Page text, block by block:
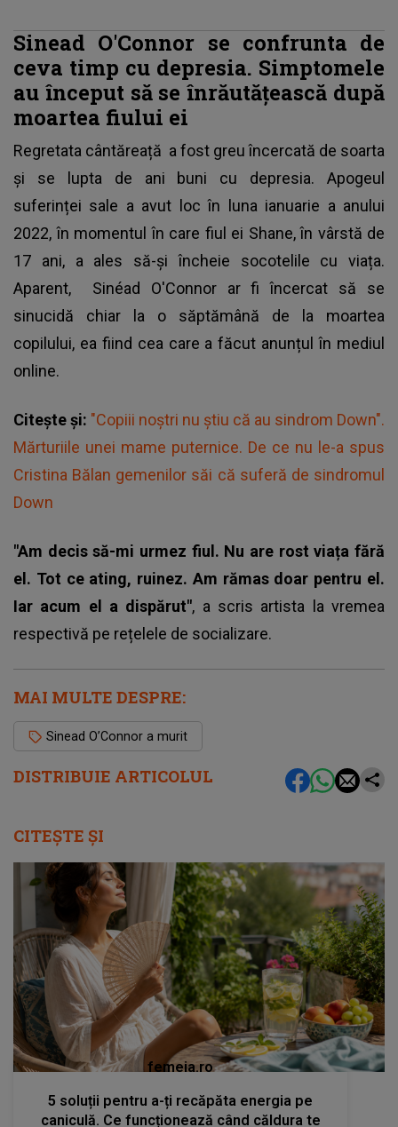
DISTRIBUIE ARTICOLUL
Sinead O'Connor se confrunta de
ceva timp cu depresia. Simptomele
au început să se înrăutățească după
moartea fiului ei
Regretata cântăreață a fost greu încercată de soarta
și se lupta de ani buni cu depresia. Apogeul
suferinței sale a avut loc în luna ianuarie a anului
2022, în momentul în care fiul ei Shane, în vârstă de
17 ani, a ales să-și încheie socotelile cu viața.
Aparent, Sinéad O'Connor ar fi încercat să se
sinucidă chiar la o săptămână de la moartea
copilului, ea fiind cea care a făcut anunțul în mediul
online.
Citește și: "Copiii noștri nu știu că au sindrom Down".
Mărturiile unei mame puternice. De ce nu le-a spus
Cristina Bălan gemenilor săi că suferă de sindromul
Down
"Am decis să-mi urmez fiul. Nu are rost viața fără
el. Tot ce ating, ruinez. Am rămas doar pentru el.
Iar acum el a dispărut", a scris artista la vremea
respectivă pe rețelele de socializare.
MAI MULTE DESPRE:
Sinead O’Connor a murit
CITEȘTE ȘI
femeia.ro
5 soluții pentru a-ți recăpăta energia pe
caniculă. Ce funcționează când căldura te